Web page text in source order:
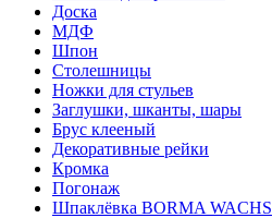
Доска
МДФ
Шпон
Столешницы
Ножки для стульев
Заглушки, шканты, шары
Брус клееный
Декоративные рейки
Кромка
Погонаж
Шпаклёвка BORMA WACHS